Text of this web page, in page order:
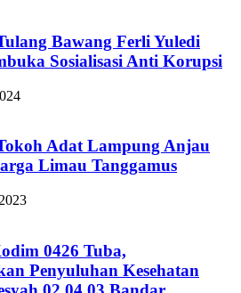
Bawang Ferli Yuledi
Sosialisasi Anti Korupsi
Adat Lampung Anjau
Limau Tanggamus
0426 Tuba,
Penyuluhan Kesehatan